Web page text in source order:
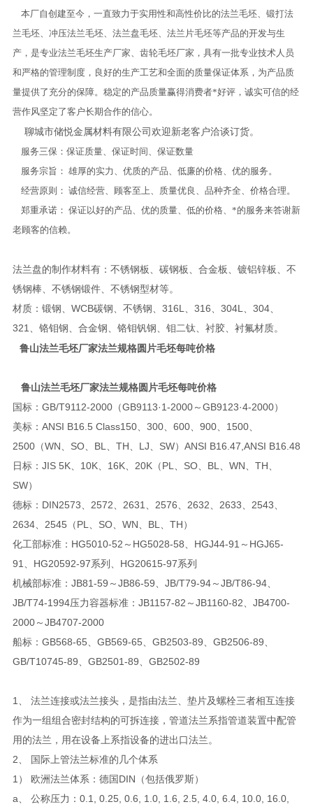
本厂自创建至今，一直致力于实用性和高性价比的法兰毛坯、锻打法
兰毛坯、冲压法兰毛坯、法兰盘毛坯、法兰片毛坯等产品的开发与生
产，是专业法兰毛坯生产厂家、齿轮毛坯厂家，具有一批专业技术人员
和严格的管理制度，良好的生产工艺和全面的质量保证体系，为产品质
量提供了充分的保障。稳定的产品质量赢得消费者*好评，诚实可信的经
营作风坚定了客户长期合作的信心。
聊城市储悦金属材料有限公司欢迎新老客户洽谈订货。
服务三保：保证质量、保证时间、保证数量
服务宗旨： 雄厚的实力、优质的产品、低廉的价格、优的服务。
经营原则： 诚信经营、顾客至上、质量优良、品种齐全、价格合理。
郑重承诺： 保证以好的产品、优的质量、低的价格、*的服务来答谢新
老顾客的信赖。
法兰盘的制作材料有：不锈钢板、碳钢板、合金板、镀铝锌板、不
锈钢棒、不锈钢锻件、不锈钢型材等。
材质：锻钢、WCB碳钢、不锈钢、316L、316、304L、304、
321、铬钼钢、合金钢、铬钼钒钢、钼二钛、衬胶、衬氟材质。
鲁山法兰毛坯厂家法兰规格圆片毛坯每吨价格
鲁山法兰毛坯厂家法兰规格圆片毛坯每吨价格
国标：GB/T9112-2000（GB9113·1-2000～GB9123·4-2000）
美标：ANSI B16.5 Class150、300、600、900、1500、
2500（WN、SO、BL、TH、LJ、SW）ANSI B16.47,ANSI B16.48
日标：JIS 5K、10K、16K、20K（PL、SO、BL、WN、TH、
SW）
德标：DIN2573、2572、2631、2576、2632、2633、2543、
2634、2545（PL、SO、WN、BL、TH）
化工部标准：HG5010-52～HG5028-58、HGJ44-91～HGJ65-
91、HG20592-97系列、HG20615-97系列
机械部标准：JB81-59～JB86-59、JB/T79-94～JB/T86-94、
JB/T74-1994压力容器标准：JB1157-82～JB1160-82、JB4700-
2000～JB4707-2000
船标：GB568-65、GB569-65、GB2503-89、GB2506-89、
GB/T10745-89、GB2501-89、GB2502-89
1、 法兰连接或法兰接头，是指由法兰、垫片及螺栓三者相互连接
作为一组组合密封结构的可拆连接，管道法兰系指管道装置中配管
用的法兰，用在设备上系指设备的进出口法兰。
2、 国际上管法兰标准的几个体系
1） 欧洲法兰体系：德国DIN（包括俄罗斯）
a、 公称压力：0.1, 0.25, 0.6, 1.0, 1.6, 2.5, 4.0, 6.4, 10.0, 16.0,